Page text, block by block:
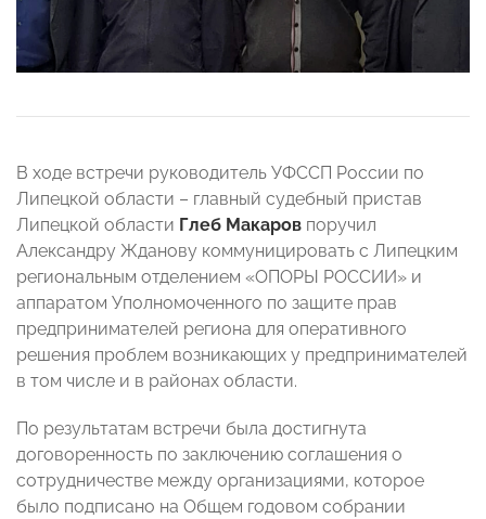
В ходе встречи руководитель УФССП России по
Липецкой области – главный судебный пристав
Липецкой области Глеб Макаров поручил
Александру Жданову коммуницировать с Липецким
региональным отделением «ОПОРЫ РОССИИ» и
аппаратом Уполномоченного по защите прав
предпринимателей региона для оперативного
решения проблем возникающих у предпринимателей
в том числе и в районах области.
По результатам встречи была достигнута
договоренность по заключению соглашения о
сотрудничестве между организациями, которое
было подписано на Общем годовом собрании